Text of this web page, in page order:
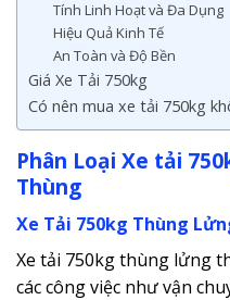
Tính Linh Hoạt và Đa Dụng
Hiệu Quả Kinh Tế
An Toàn và Độ Bền
Giá Xe Tải 750kg
Có nên mua xe tải 750kg
Phân Loại Xe tải
Thùng
Xe Tải 750kg Thùng
Xe tải 750kg thùng lửng
các công việc như vận